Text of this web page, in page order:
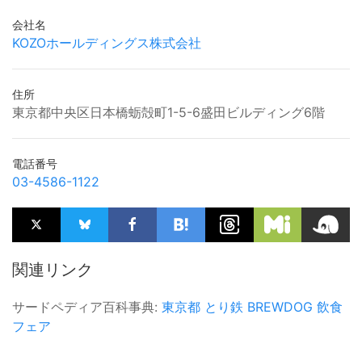
会社名
KOZOホールディングス株式会社
住所
東京都中央区日本橋蛎殻町1-5-6盛田ビルディング6階
電話番号
03-4586-1122
関連リンク
サードペディア百科事典: 東京都 とり鉄 BREWDOG 飲食
フェア